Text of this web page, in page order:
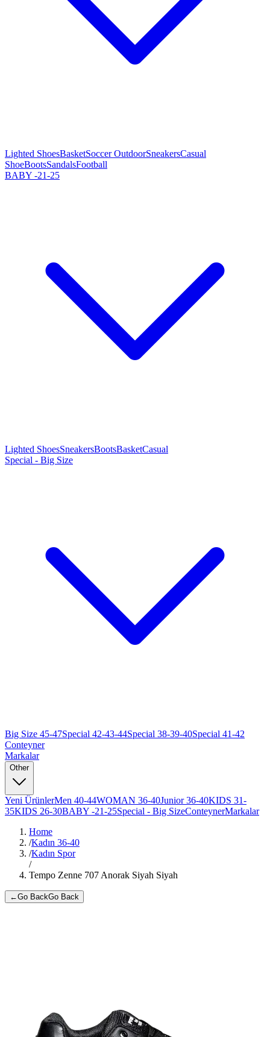
Lighted ShoesBasketSoccer OutdoorSneakersCasual
ShoeBootsSandalsFootball
BABY -21-25
Lighted ShoesSneakersBootsBasketCasual
Special - Big Size
Big Size 45-47Special 42-43-44Special 38-39-40Special 41-42
Conteyner
Markalar
Other
Yeni ÜrünlerMen 40-44WOMAN 36-40Junior 36-40KIDS 31-
35KIDS 26-30BABY -21-25Special - Big SizeConteynerMarkalar
Home
/Kadın 36-40
/Kadın Spor
/
Tempo Zenne 707 Anorak Siyah Siyah
←Go BackGo Back